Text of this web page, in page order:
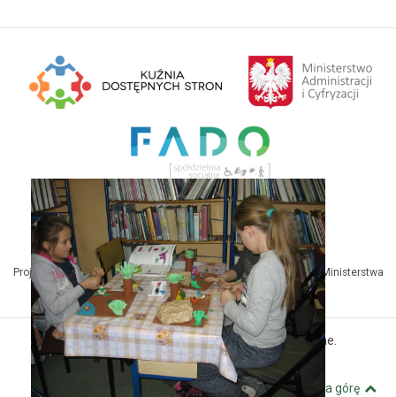
Projekt Kuźnia Dostępnych Stron współfinansowany ze środków Ministerstwa
Administracji i Cyfryzacji
© MBP Pyskowice. Wszystkie prawa zastrzeżone.
Kuźnia Dostępnych Stron
Wróć na górę